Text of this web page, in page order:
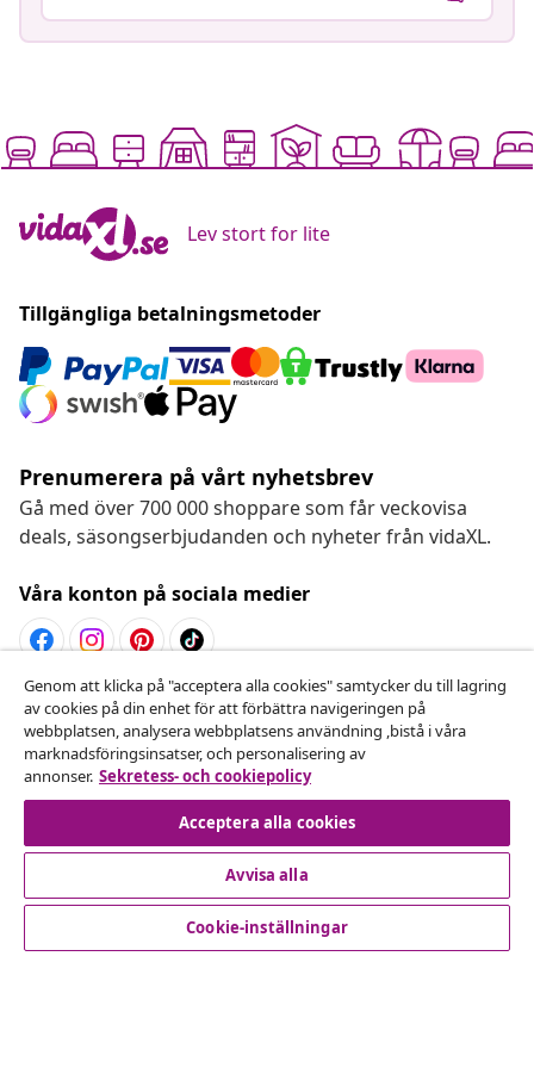
Lev stort for lite
Tillgängliga betalningsmetoder
Prenumerera på vårt nyhetsbrev
Gå med över 700 000 shoppare som får veckovisa
deals, säsongserbjudanden och nyheter från vidaXL.
Våra konton på sociala medier
Avbryta avtalet
Skicka in en begäran om uttag för din beställning.
Avbryta avtalet
Kundservice
Genom att klicka på "acceptera alla cookies" samtycker du till lagring
av cookies på din enhet för att förbättra navigeringen på
webbplatsen, analysera webbplatsens användning ,bistå i våra
marknadsföringsinsatser, och personalisering av
annonser. Sekretess- och cookiepolicy
Acceptera alla cookies
Avvisa alla
Cookie-inställningar